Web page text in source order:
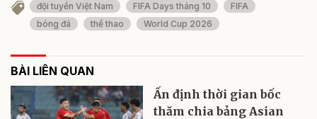
đội tuyển Việt Nam FIFA Days tháng 10
FIFA
bóng đá
thể thao World Cup 2026
BÀI LIÊN QUAN
Ấn định thời gian bốc
thăm chia bảng Asian